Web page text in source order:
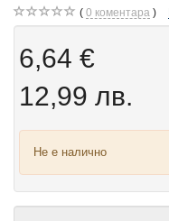
0 коментара
6,64 €
12,99 лв.
Не е налично